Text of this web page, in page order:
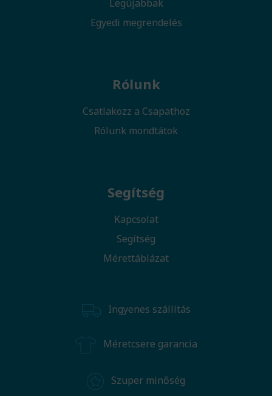
Legújabbak
Egyedi megrendelés
Rólunk
Csatlakozz a Csapathoz
Rólunk mondtátok
Segítség
Kapcsolat
Segítség
Mérettáblázat
Ingyenes szállítás
Méretcsere garancia
Szuper minőség